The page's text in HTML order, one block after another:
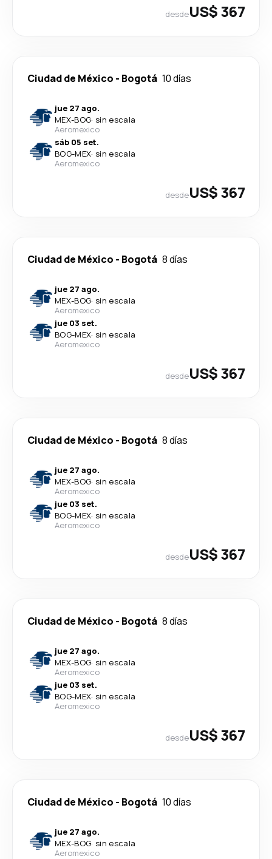
desdeUS$ 367
Ciudad de México - Bogotá 10 días
jue 27 ago.
MEX-BOG· sin escala
Aeromexico
sáb 05 set.
BOG-MEX· sin escala
Aeromexico
desdeUS$ 367
Ciudad de México - Bogotá 8 días
jue 27 ago.
MEX-BOG· sin escala
Aeromexico
jue 03 set.
BOG-MEX· sin escala
Aeromexico
desdeUS$ 367
Ciudad de México - Bogotá 8 días
jue 27 ago.
MEX-BOG· sin escala
Aeromexico
jue 03 set.
BOG-MEX· sin escala
Aeromexico
desdeUS$ 367
Ciudad de México - Bogotá 8 días
jue 27 ago.
MEX-BOG· sin escala
Aeromexico
jue 03 set.
BOG-MEX· sin escala
Aeromexico
desdeUS$ 367
Ciudad de México - Bogotá 10 días
jue 27 ago.
MEX-BOG· sin escala
Aeromexico